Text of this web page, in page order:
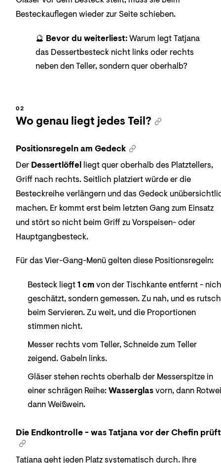
Besteckauflegen wieder zur Seite schieben.
🔮 Bevor du weiterliest:Warum legt Tatjana
das Dessertbesteck nicht links oder rechts
neben den Teller, sondern quer oberhalb?
Wo genau liegt jedes Teil?
Positionsregeln am Gedeck
Der Dessertlöffel liegt quer oberhalb des Platztellers,
Griff nach rechts. Seitlich platziert würde er die
Besteckreihe verlängern und das Gedeck
machen. Er kommt erst beim letzten Gang zum Einsatz
und stört so nicht beim Griff zu Vorspeisen- oder
Hauptgangbesteck.
Für das Vier-Gang-Menü gelten diese Positionsregeln:
Besteck liegt1 cmvon der Tischkante entfernt -
geschätzt, sondern gemessen. Zu nah, und es
beim Servieren. Zu weit, und die Proportionen
stimmen nicht.
Messer rechts vom Teller, Schneide zum Teller
zeigend. Gabeln links.
Gläser stehen rechts oberhalb der Messerspitze in
einer schrägen Reihe:Wasserglasvorn, dann
dann Weißwein.
Die Endkontrolle - was Tatjana vor der Chefin prüft
Tatjana geht jeden Platz systematisch durch. Ihre